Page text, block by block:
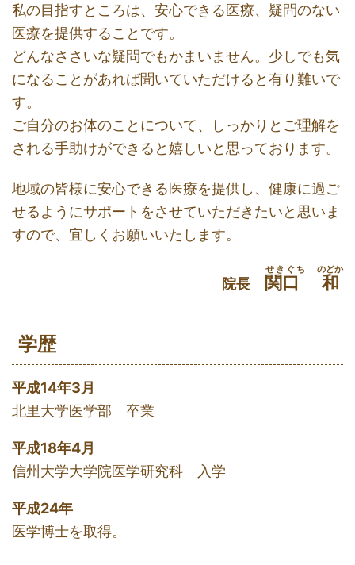
私の目指すところは、安心できる医療、疑問のない
医療を提供することです。
どんなささいな疑問でもかまいません。少しでも気
になることがあれば聞いていただけると有り難いで
す。
ご自分のお体のことについて、しっかりとご理解を
される手助けができると嬉しいと思っております。
地域の皆様に安心できる医療を提供し、健康に過ご
せるようにサポートをさせていただきたいと思いま
すので、宜しくお願いいたします。
院長 関口
せきぐち
和
のどか
学歴
平成14年3月
北里大学医学部 卒業
平成18年4月
信州大学大学院医学研究科 入学
平成24年
医学博士を取得。